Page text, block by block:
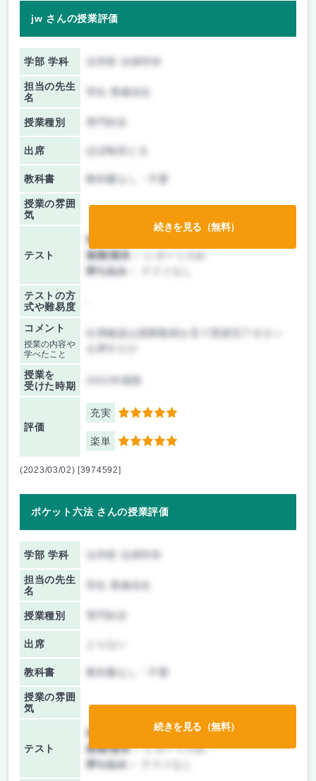
jw さんの授業評価
学部 学科
担当の先生
名
羽生 香織先生
授業種別
出席 ほぼ毎回とる
教科書 教科書なし・不要
授業の雰囲
気
テスト
前期/中間：
後期/期末：
持ち込み：
テストの方
式や難易度
コメント
授業の内容や
学べたこと
出席確認は授業動画を見て受講完了ボタン
授業を
受けた時期
2022年後期
評価
充実 5
楽単 5
続きを見る（無料）
(2023/03/02) [3974592]
ポケット六法 さんの授業評価
学部 学科
担当の先生
名
羽生 香織先生
授業種別
出席
教科書 教科書なし・不要
授業の雰囲
気
テスト
前期/中間：
レポートのみ
後期/期末：レポートのみ
持ち込み：
続きを見る（無料）